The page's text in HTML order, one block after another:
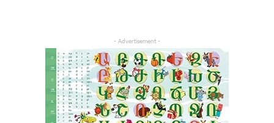
- Advertisement -